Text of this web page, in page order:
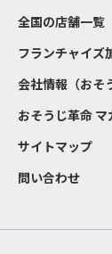
全国の店舗一覧
フランチャイズ
会社情報（おそ
おそうじ革命 マ
サイトマップ
問い合わせ